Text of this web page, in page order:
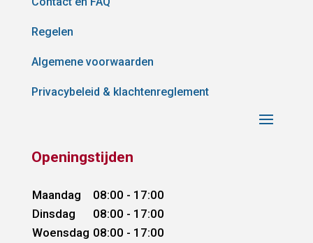
Regelen
Algemene voorwaarden
Privacybeleid & klachtenreglement
Openingstijden
Maandag
08:00 - 17:00
Dinsdag
08:00 - 17:00
Woensdag 08:00 - 17:00